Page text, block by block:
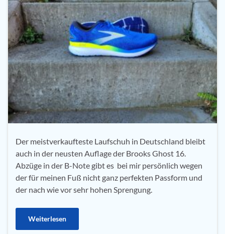
Der meistverkaufteste Laufschuh in Deutschland bleibt
auch in der neusten Auflage der Brooks Ghost 16.
Abzüge in der B-Note gibt es bei mir persönlich wegen
der für meinen Fuß nicht ganz perfekten Passform und
der nach wie vor sehr hohen Sprengung.
Weiterlesen